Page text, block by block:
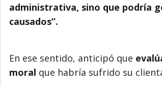
administrativa, sino que podría
causados”.
En ese sentido, anticipó que
moral que habría sufrido su